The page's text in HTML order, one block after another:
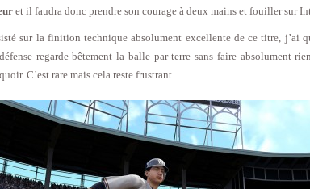
et il faudra donc prendre son courage à deux mains et fouiller sur
sur la finition technique absolument excellente de ce titre, j’ai
regarde bêtement la balle par terre sans faire absolument
C’est rare mais cela reste frustrant.